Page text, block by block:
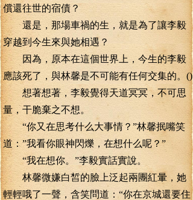
償還往世的宿債？
還是，那場車禍的生，就是為了讓李毅
穿越到今生來與她相遇？
因為，原本在這個世界上，今生的李毅
應該死了，與林馨是不可能有任何交集的。()
想著想著，李毅覺得天道冥冥，不可思
量，干脆棄之不想。
“你又在思考什么大事情？”林馨抿嘴笑
道：”我看你眼神閃爍，在想什么呢？”
“我在想你。”李毅實話實說。
林馨微嫌白皙的臉上泛起兩團紅暈，她
輕輕哦了一聲，含笑問道：“你在京城還要住